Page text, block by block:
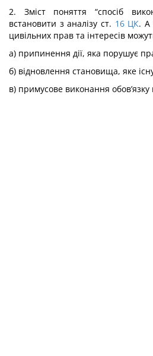
2. Зміст поняття “спосіб
встановити з аналізу ст. 16 ЦК. А
цивільних прав та інтересів
а) припинення дії, яка порушує
б) відновлення становища, яке
в) примусове виконання обов’язку